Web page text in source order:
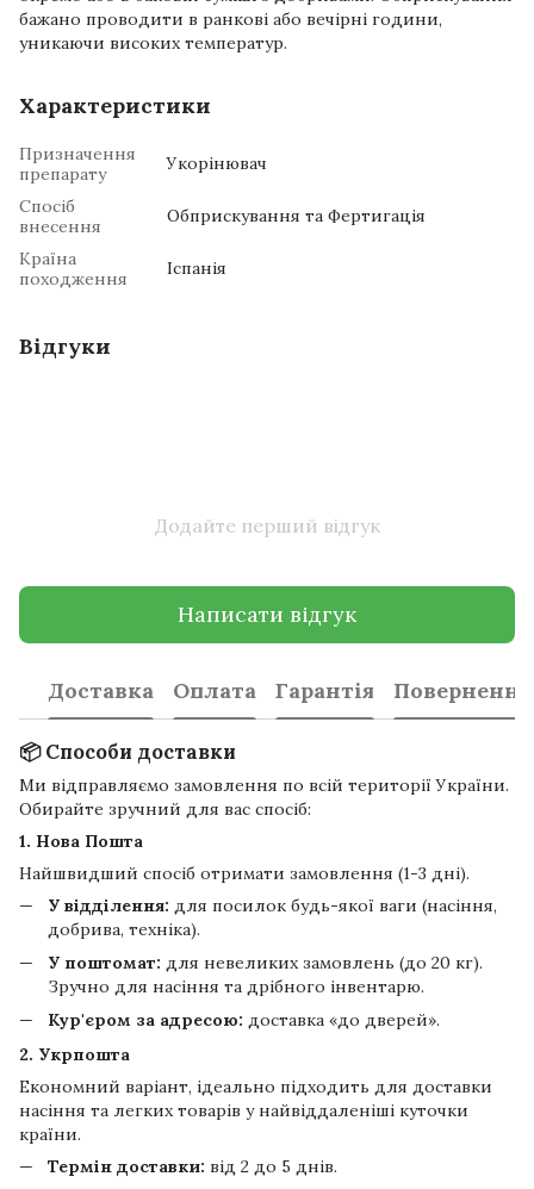
бажано проводити в ранкові або вечірні години,
уникаючи високих температур.
Характеристики
Призначення
препарату
Укорінювач
Спосіб
внесення
Обприскування та Фертигація
Країна
походження
Іспанія
Відгуки
Додайте перший відгук
Написати відгук
Доставка Оплата Гарантія Повернення
📦 Способи доставки
Ми відправляємо замовлення по всій території України.
Обирайте зручний для вас спосіб:
1. Нова Пошта
Найшвидший спосіб отримати замовлення (1-3 дні).
У відділення: для посилок будь-якої ваги (насіння,
добрива, техніка).
У поштомат: для невеликих замовлень (до 20 кг).
Зручно для насіння та дрібного інвентарю.
Кур'єром за адресою: доставка «до дверей».
2. Укрпошта
Економний варіант, ідеально підходить для доставки
насіння та легких товарів у найвіддаленіші куточки
країни.
Термін доставки: від 2 до 5 днів.